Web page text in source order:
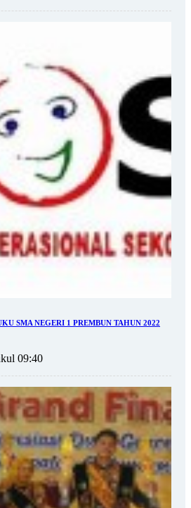
SMA NEGERI 1 PREMBUN TAHUN 2022
09:40